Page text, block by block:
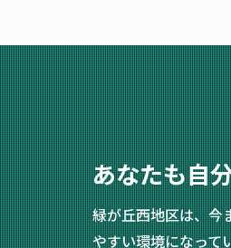
あなたも自
緑が丘西地区は、今
やすい環境になって